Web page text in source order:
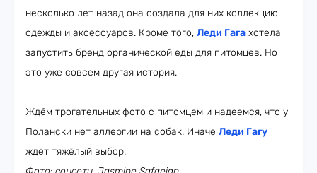
несколько лет назад она создала для них коллекцию
одежды и аксессуаров. Кроме того, Леди Гага хотела
запустить бренд органической еды для питомцев. Но
это уже совсем другая история.
Ждём трогательных фото с питомцем и надеемся, что у
Полански нет аллергии на собак. Иначе Леди Гагу
ждёт тяжёлый выбор.